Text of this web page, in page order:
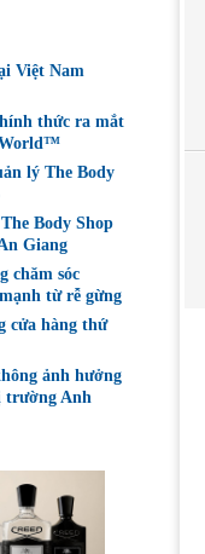
Việt Nam
thức ra mắt
World™
lý The Body
Body Shop
Giang
chăm sóc
từ rễ gừng
cửa hàng thứ
ảnh hưởng
trường Anh